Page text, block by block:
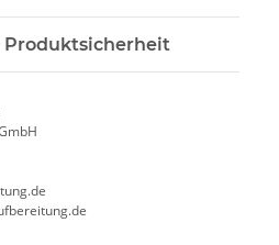
Produktsicherheit